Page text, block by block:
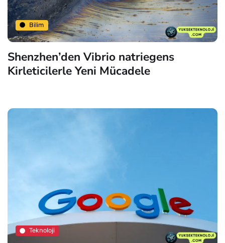
Bilim
Shenzhen’den Vibrio natriegens
Kirleticilerle Yeni Mücadele
Teknoloji